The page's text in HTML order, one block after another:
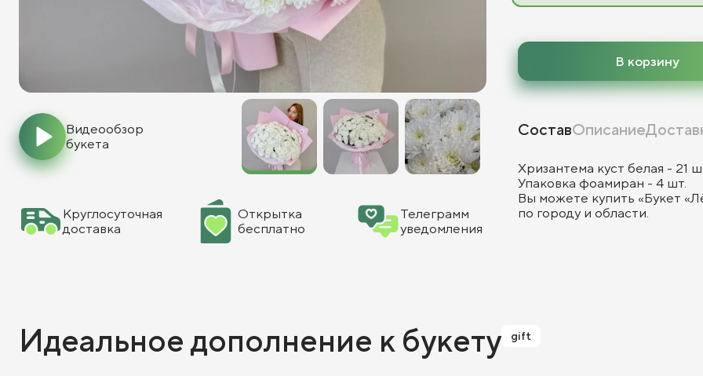
Видеообзор
букета
Круглосуточная
доставка
Открытка
бесплатно
Телеграмм
уведомления
В корзину
СоставОписание
Хризантема куст белая - 21
Упаковка фоамиран - 4 шт.
Вы можете купить «Букет
по городу и области.
Идеальное дополнение к букету gift